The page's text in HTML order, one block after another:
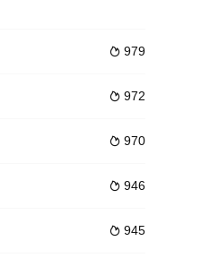
日益崛起的扬州画派，微服南下扬州
 979
 972
 970
 946
 945